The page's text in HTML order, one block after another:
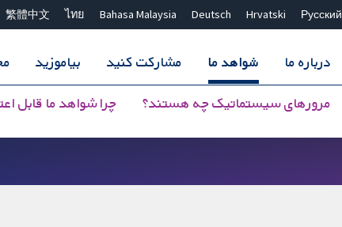
Русский
Hrvatski
Deutsch
Bahasa Malaysia
ไทย
繁體中文
درباره ما شواهد ما
مرورهای سیستماتیک چه هستند؟ چرا شواهد ما قابل
مشارکت کنید بیاموزید